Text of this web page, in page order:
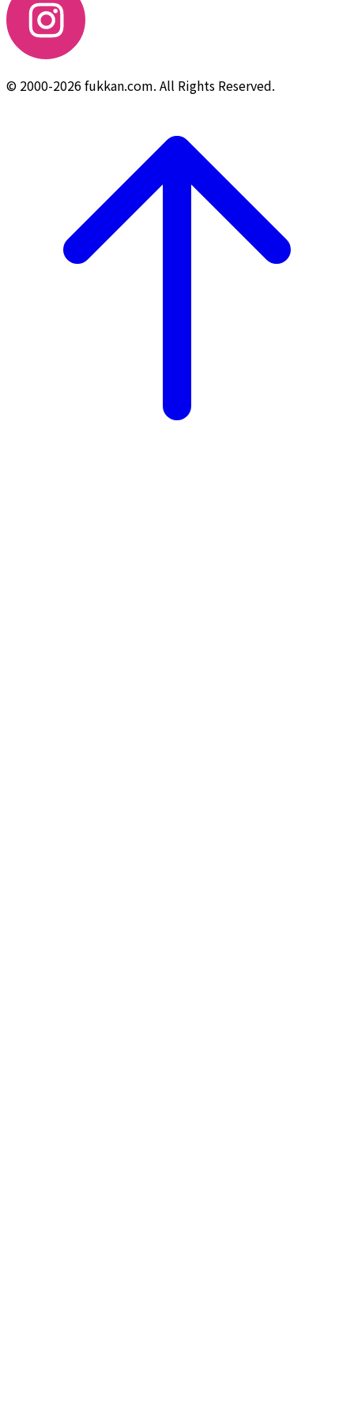
© 2000-2026 fukkan.com. All Rights Reserved.